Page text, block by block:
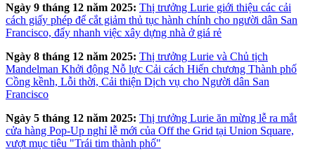
Ngày 9 tháng 12 năm 2025: Thị trưởng Lurie giới thiệu các cải
cách giấy phép để cắt giảm thủ tục hành chính cho người dân San
Francisco, đẩy nhanh việc xây dựng nhà ở giá rẻ
Ngày 8 tháng 12 năm 2025: Thị trưởng Lurie và Chủ tịch
Mandelman Khởi động Nỗ lực Cải cách Hiến chương Thành phố
Cồng kềnh, Lỗi thời, Cải thiện Dịch vụ cho Người dân San
Francisco
Ngày 5 tháng 12 năm 2025: Thị trưởng Lurie ăn mừng lễ ra mắt
cửa hàng Pop-Up nghỉ lễ mới của Off the Grid tại Union Square,
vượt mục tiêu "Trái tim thành phố"